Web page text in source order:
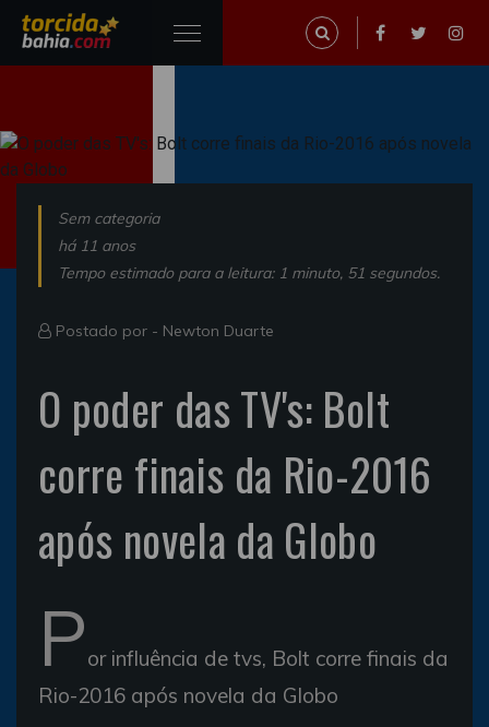
Sem categoria
há 11 anos
Tempo estimado para a leitura: 1 minuto, 51 segundos.
Postado por - Newton Duarte
O poder das TV's: Bolt
corre finais da Rio-2016
após novela da Globo
Por influência de tvs, Bolt corre finais da
Rio-2016 após novela da Globo